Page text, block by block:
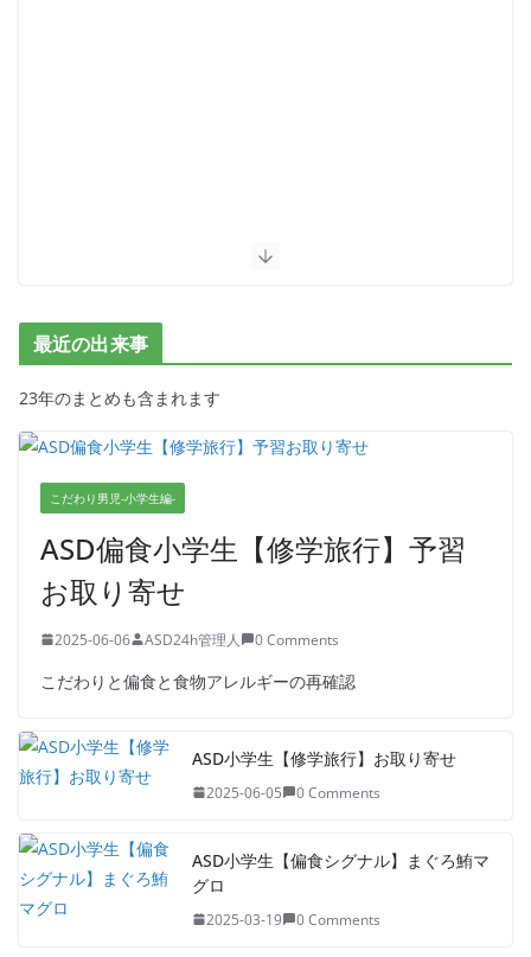
最近の出来事
23年のまとめも含まれます
こだわり男児-小学生編-
ASD偏食小学生【修学旅行】予習
お取り寄せ
2025-06-06 ASD24h管理人 0 Comments
こだわりと偏食と食物アレルギーの再確認
ASD小学生【修学旅行】お取り寄せ
2025-06-05 0 Comments
ASD小学生【偏食シグナル】まぐろ鮪マ
グロ
2025-03-19 0 Comments